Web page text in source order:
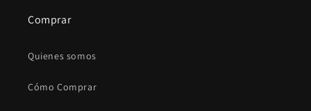
Comprar
Quienes somos
Cómo Comprar